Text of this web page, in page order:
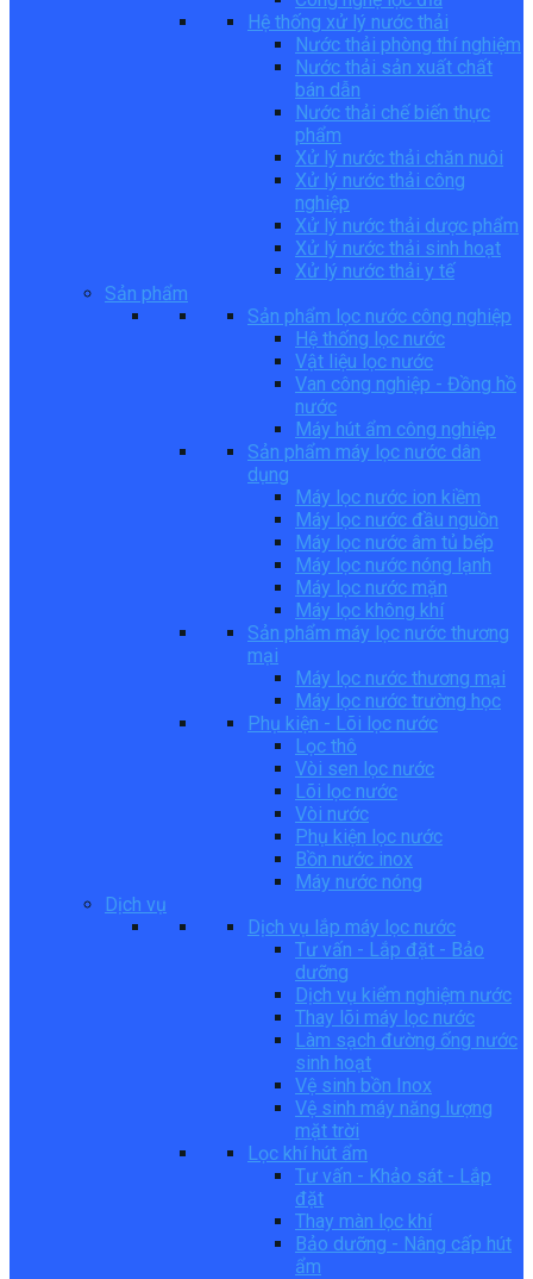
Hệ thống xử lý nước thải
Nước thải phòng thí nghiệm
Nước thải sản xuất chất
bán dẫn
Nước thải chế biến thực
phẩm
Xử lý nước thải chăn nuôi
Xử lý nước thải công
nghiệp
Xử lý nước thải dược phẩm
Xử lý nước thải sinh hoạt
Xử lý nước thải y tế
Sản phẩm
Sản phẩm lọc nước công nghiệp
Hệ thống lọc nước
Vật liệu lọc nước
Van công nghiệp - Đồng hồ
nước
Máy hút ẩm công nghiệp
Sản phẩm máy lọc nước dân
dụng
Máy lọc nước ion kiềm
Máy lọc nước đầu nguồn
Máy lọc nước âm tủ bếp
Máy lọc nước nóng lạnh
Máy lọc nước mặn
Máy lọc không khí
Sản phẩm máy lọc nước thương
mại
Máy lọc nước thương mại
Máy lọc nước trường học
Phụ kiện - Lõi lọc nước
Lọc thô
Vòi sen lọc nước
Lõi lọc nước
Vòi nước
Phụ kiện lọc nước
Bồn nước inox
Máy nước nóng
Dịch vụ
Dịch vụ lắp máy lọc nước
Tư vấn - Lắp đặt - Bảo
dưỡng
Dịch vụ kiểm nghiệm nước
Thay lõi máy lọc nước
Làm sạch đường ống nước
sinh hoạt
Vệ sinh bồn Inox
Vệ sinh máy năng lượng
mặt trời
Lọc khí hút ẩm
Tư vấn - Khảo sát - Lắp
đặt
Thay màn lọc khí
Bảo dưỡng - Nâng cấp hút
ẩm